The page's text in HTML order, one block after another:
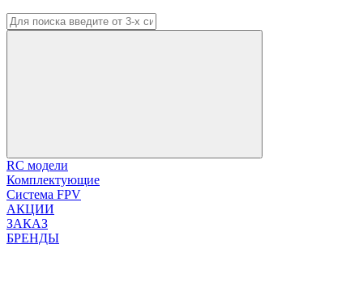
RC модели
Комплектующие
Система FPV
АКЦИИ
ЗАКАЗ
БРЕНДЫ